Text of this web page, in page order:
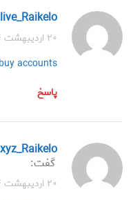
۲۰ اردیبهشت ۱۴۰۴ در ۱:۴۳ ب.ظ
buy accounts
پاسخ
گفت:
۲۰ اردیبهشت ۱۴۰۴ در ۲:۱۰ ب.ظ